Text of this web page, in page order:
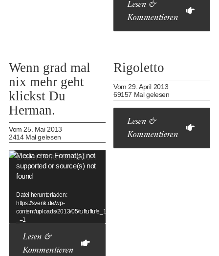
Lesen &
Kommentieren
Wenn grad mal
nix mehr geht
klickst Du
Herman.
Vom 25. Mai 2013
2414 Mal gelesen
Video-
Player
Media error: Format(s) not
supported or source(s) not
found
Datei herunterladen:
https://svenk.de/wp-
content/uploads/2013/05/tuftuftufe_1.mp4?
_=1
Lesen &
Kommentieren
Rigoletto
Vom 29. April 2013
69157 Mal gelesen
Lesen &
Kommentieren